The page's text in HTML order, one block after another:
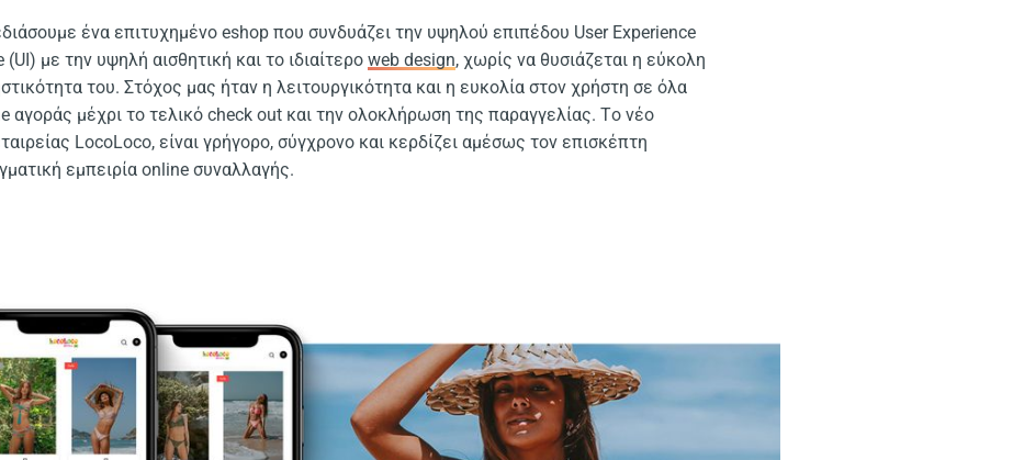
ένα επιτυχημένο eshop που συνδυάζει την υψηλού επιπέδου User Experience
με την υψηλή αισθητική και το ιδιαίτεροweb design, χωρίς να θυσιάζεται η εύκολη
του. Στόχος μας ήταν η λειτουργικότητα και η ευκολία στον χρήστη σε όλα
αγοράς μέχρι το τελικό check out και την ολοκλήρωση της παραγγελίας. Tο νέο
LocoLoco, είναι γρήγορο, σύγχρονο και κερδίζει αμέσως τον επισκέπτη
εμπειρία online συναλλαγής.